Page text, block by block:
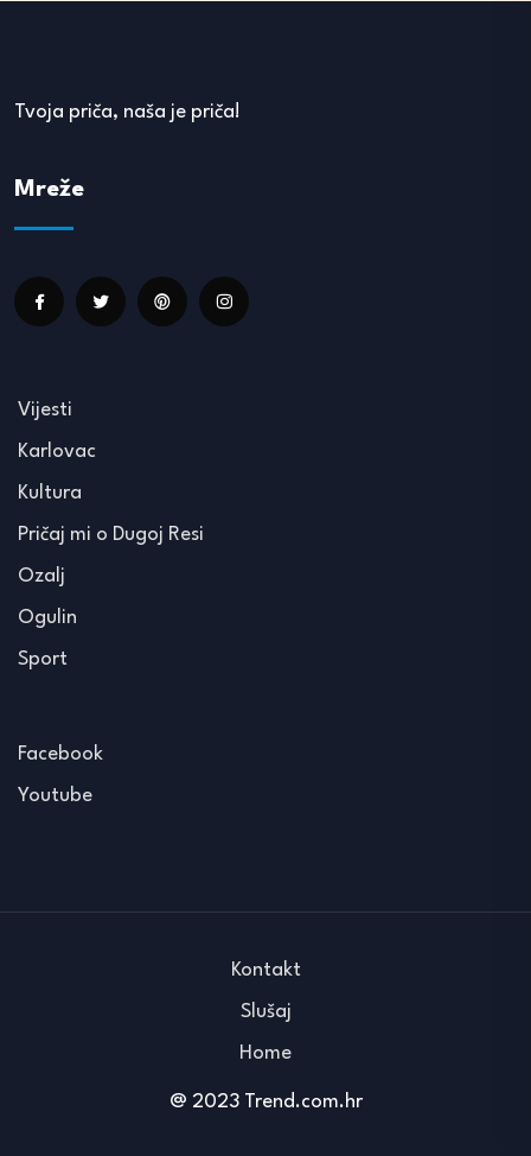
Tvoja priča, naša je priča!
Mreže
Vijesti
Karlovac
Kultura
Pričaj mi o Dugoj Resi
Ozalj
Ogulin
Sport
Facebook
Youtube
@ 2023 Trend.com.hr
Kontakt
Slušaj
Home